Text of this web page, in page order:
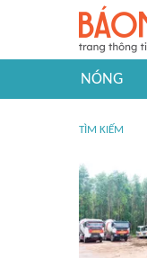
NÓNG
TÌM KIẾM